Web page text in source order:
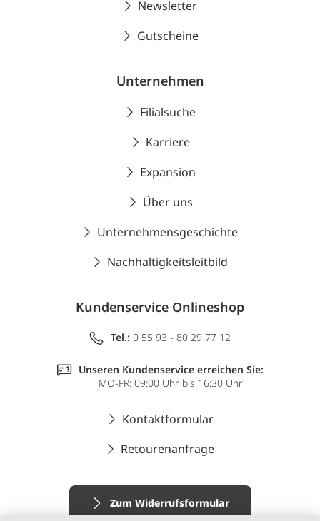
Newsletter
Gutscheine
Unternehmen
Filialsuche
Karriere
Expansion
Über uns
Unternehmensgeschichte
Nachhaltigkeitsleitbild
Kundenservice Onlineshop
Tel.: 0 55 93 - 80 29 77 12
Unseren Kundenservice erreichen Sie:
MO-FR: 09:00 Uhr bis 16:30 Uhr
Kontaktformular
Retourenanfrage
Zum Widerrufsformular